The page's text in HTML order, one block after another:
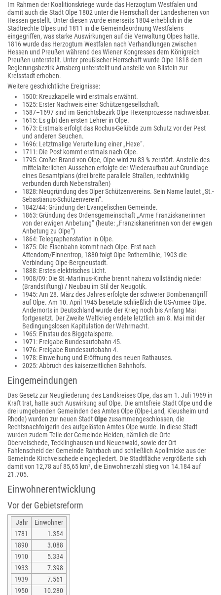
Im Rahmen der Koalitionskriege wurde das Herzogtum Westfalen und
damit auch die Stadt Olpe 1802 unter die Herrschaft der Landesherren von
Hessen gestellt. Unter diesen wurde einerseits 1804 erheblich in die
Stadtrechte Olpes und 1811 in die Gemeindeordnung Westfalens
eingegriffen, was starke Auswirkungen auf die Verwaltung Olpes hatte.
1816 wurde das Herzogtum Westfalen nach Verhandlungen zwischen
Hessen und Preußen während des Wiener Kongresses dem Königreich
Preußen unterstellt. Unter preußischer Herrschaft wurde Olpe 1818 dem
Regierungsbezirk Arnsberg unterstellt und anstelle von Bilstein zur
Kreisstadt erhoben.
Weitere geschichtliche Ereignisse:
1500: Kreuzkapelle wird erstmals erwähnt.
1525: Erster Nachweis einer Schützengesellschaft.
1587–1697 sind im Gerichtsbezirk Olpe Hexenprozesse nachweisbar.
1615: Es gibt den ersten Lehrer in Olpe.
1673: Erstmals erfolgt das Rochus-Gelübde zum Schutz vor der Pest
und anderen Seuchen.
1696: Letztmalige Verurteilung einer „Hexe“.
1711: Die Post kommt erstmals nach Olpe.
1795: Großer Brand von Olpe, Olpe wird zu 83 % zerstört. Anstelle des
mittelalterlichen Aussehen erfolgte der Wiederaufbau auf Grundlage
eines Gesamtplans (drei breite parallele Straßen, rechtwinklig
verbunden durch Nebenstraßen)
1828: Neugründung des Olper Schützenvereins. Sein Name lautet „St.-
Sebastianus-Schützenverein“.
1842/44: Gründung der Evangelischen Gemeinde.
1863: Gründung des Ordensgemeinschaft „Arme Franziskanerinnen
von der ewigen Anbetung“ (heute: „Franziskanerinnen von der ewigen
Anbetung zu Olpe“)
1864: Telegraphenstation in Olpe.
1875: Die Eisenbahn kommt nach Olpe. Erst nach
Attendorn/Finnentrop, 1880 folgt Olpe-Rothemühle, 1903 die
Verbindung Olpe-Bergneustadt.
1888: Erstes elektrisches Licht.
1908/09: Die St.-Martinus-Kirche brennt nahezu vollständig nieder
(Brandstiftung) / Neubau im Stil der Neugotik.
1945: Am 28. März des Jahres erfolgte der schwerer Bombenangriff
auf Olpe. Am 10. April 1945 besetzte schließlich die US-Armee Olpe.
Andernorts in Deutschland wurde der Krieg noch bis Anfang Mai
fortgesetzt. Der Zweite Weltkrieg endete letztlich am 8. Mai mit der
Bedingungslosen Kapitulation der Wehrmacht.
1965: Einstau des Biggetalsperre.
1971: Freigabe Bundesautobahn 45.
1976: Freigabe Bundesautobahn 4.
1978: Einweihung und Eröffnung des neuen Rathauses.
2025: Abbruch des kaiserzeitlichen Bahnhofs.
Eingemeindungen
Das Gesetz zur Neugliederung des Landkreises Olpe, das am 1. Juli 1969 in
Kraft trat, hatte auch Auswirkung auf Olpe. Die amtsfreie Stadt Olpe und die
drei umgebenden Gemeinden des Amtes Olpe (Olpe-Land, Kleusheim und
Rhode) wurden zur neuen StadtOlpezusammengeschlossen, die
Rechtsnachfolgerin des aufgelösten Amtes Olpe wurde. In diese Stadt
wurden zudem Teile der Gemeinde Helden, nämlich die Orte
Oberveischede, Tecklinghausen und Neuenwald, sowie der Ort
Fahlenscheid der Gemeinde Rahrbach und schließlich Apollmicke aus der
Gemeinde Kirchveischede eingegliedert. Die Stadtfläche vergrößerte sich
damit von 12,78 auf 85,65 km², die Einwohnerzahl stieg von 14.184 auf
21.705.
Einwohnerentwicklung
Vor der Gebietsreform
Jahr
Einwohner
1781
1.354
1890
3.088
1910
5.334
1933
7.398
1939
7.561
1950
10.280